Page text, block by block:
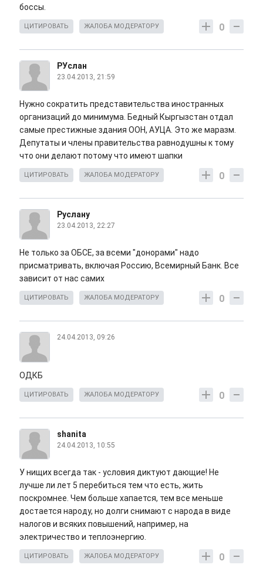
боссы.
0
ЦИТИРОВАТЬ ЖАЛОБА МОДЕРАТОРУ
РУслан
23.04.2013, 21:59
Нужно сократить представительства иностранных
организаций до минимума. Бедный Кыргызстан отдал
самые престижные здания ООН, АУЦА. Это же маразм.
Депутаты и члены правительства равнодушны к тому
что они делают потому что имеют шапки
0
ЦИТИРОВАТЬ ЖАЛОБА МОДЕРАТОРУ
Руслану
23.04.2013, 22:27
Не только за ОБСЕ, за всеми "донорами" надо
присматривать, включая Россию, Всемирный Банк. Все
зависит от нас самих
0
ЦИТИРОВАТЬ ЖАЛОБА МОДЕРАТОРУ
24.04.2013, 09:26
ОДКБ
0
ЦИТИРОВАТЬ ЖАЛОБА МОДЕРАТОРУ
shanita
24.04.2013, 10:55
У нищих всегда так - условия диктуют дающие! Не
лучше ли лет 5 перебиться тем что есть, жить
поскромнее. Чем больше хапается, тем все меньше
достается народу, но долги снимают с народа в виде
налогов и всяких повышений, например, на
электричество и теплоэнергию.
0
ЦИТИРОВАТЬ ЖАЛОБА МОДЕРАТОРУ